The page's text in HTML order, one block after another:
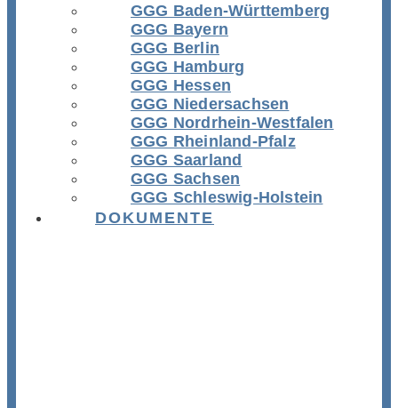
GGG Baden-Württemberg
GGG Bayern
GGG Berlin
GGG Hamburg
GGG Hessen
GGG Niedersachsen
GGG Nordrhein-Westfalen
GGG Rheinland-Pfalz
GGG Saarland
GGG Sachsen
GGG Schleswig-Holstein
DOKUMENTE